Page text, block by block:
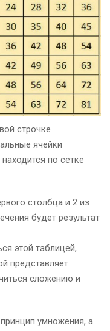
строчке
ячейки
по сетке
столбца и 2 из
будет результат
этой таблицей,
представляет
сложению и
умножения, а